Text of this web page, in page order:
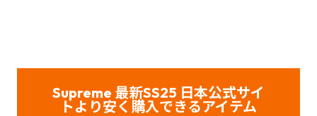
Supreme 最新SS25 日本公式サイ
トより安く購入できるアイテム